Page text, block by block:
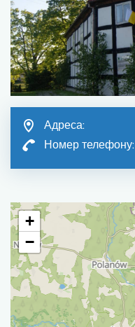
Адреса:
Номер телефону:
+
−